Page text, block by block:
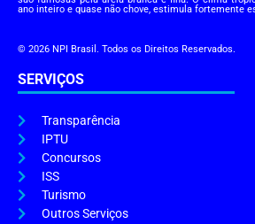
ano inteiro e quase não chove, estimula fortemente
© 2026 NPI Brasil. Todos os Direitos Reservados.
SERVIÇOS
Transparência
IPTU
Concursos
ISS
Turismo
Outros Serviços